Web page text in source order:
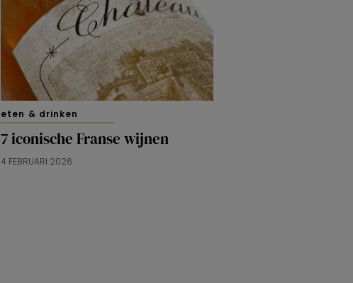
eten & drinken
7 iconische Franse wijnen
4 FEBRUARI 2026